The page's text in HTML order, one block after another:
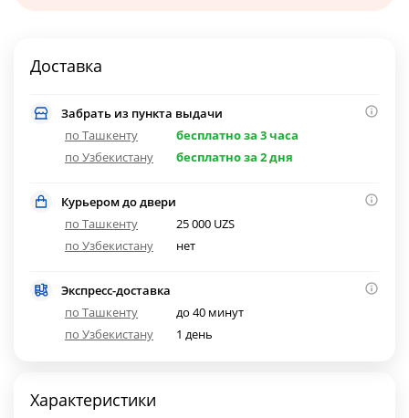
Доставка
Забрать из пункта выдачи
по Ташкенту
бесплатно за 3 часа
по Узбекистану
бесплатно за 2 дня
Курьером до двери
по Ташкенту
25 000 UZS
по Узбекистану
нет
Экспресс-доставка
по Ташкенту
до 40 минут
по Узбекистану
1 день
Характеристики